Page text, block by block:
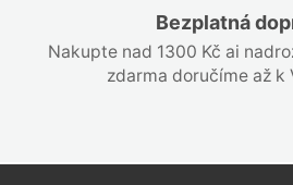
Bezplatná
Nakupte nad 1300 Kč ai
zdarma doručíme až k